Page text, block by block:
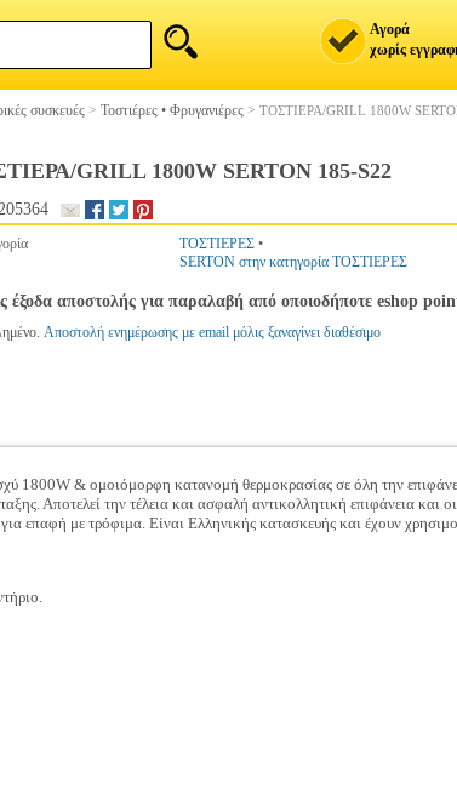
Αγορά
χωρίς
συσκευές > Τοστιέρες • Φρυγανιέρες > ΤΟΣΤΙΕΡΑ/GRILL 1800W
GRILL 1800W SERTON 185-S22
ΤΟΣΤΙΕΡΕΣ •
SERTON στην κατηγορία ΤΟΣΤΙΕΡΕΣ
έξοδα αποστολής για παραλαβή από οποιοδήποτε eshop
Αποστολή ενημέρωσης με email μόλις ξαναγίνει διαθέσιμο
1800W & ομοιόμορφη κατανομή θερμοκρασίας σε όλη την
Αποτελεί την τέλεια και ασφαλή αντικολλητική επιφάνεια
επαφή με τρόφιμα. Είναι Ελληνικής κατασκευής και έχουν